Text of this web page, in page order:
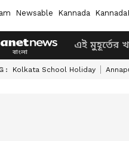
Newsable Kannada
এই মুহূর্তের
: Kolkata School Holiday